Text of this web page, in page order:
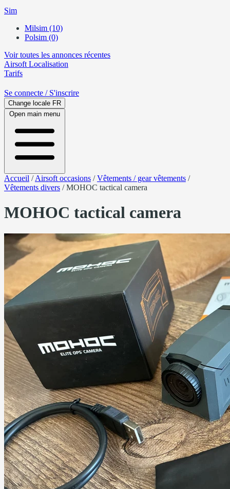
Sim
Milsim (10)
Polsim (0)
Voir toutes les annonces récentes
Airsoft Localisation
Tarifs
Se connecte / S'inscrire
Change locale FR
Open main menu
Accueil /Airsoft occasions /Vêtements / gear vêtements /
Vêtements divers /MOHOC tactical camera
MOHOC tactical camera